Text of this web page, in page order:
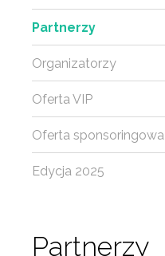
Partnerzy
Partnerzy
Organizatorzy
Oferta VIP
Oferta sponsoringowa
Edycja 2025